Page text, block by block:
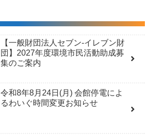
【一般財団法人セブン-イレブン財
団】2027年度環境市民活動助成募
集のご案内
令和8年8月24日(月) 会館停電によ
るわいぐ時間変更お知らせ